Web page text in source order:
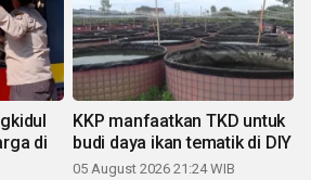
di
KKP manfaatkan TKD untuk
budi daya ikan tematik di DIY
05 August 2026 21:24 WIB